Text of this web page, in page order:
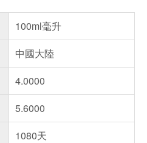
100ml毫升
中國大陸
4.0000
5.6000
1080天